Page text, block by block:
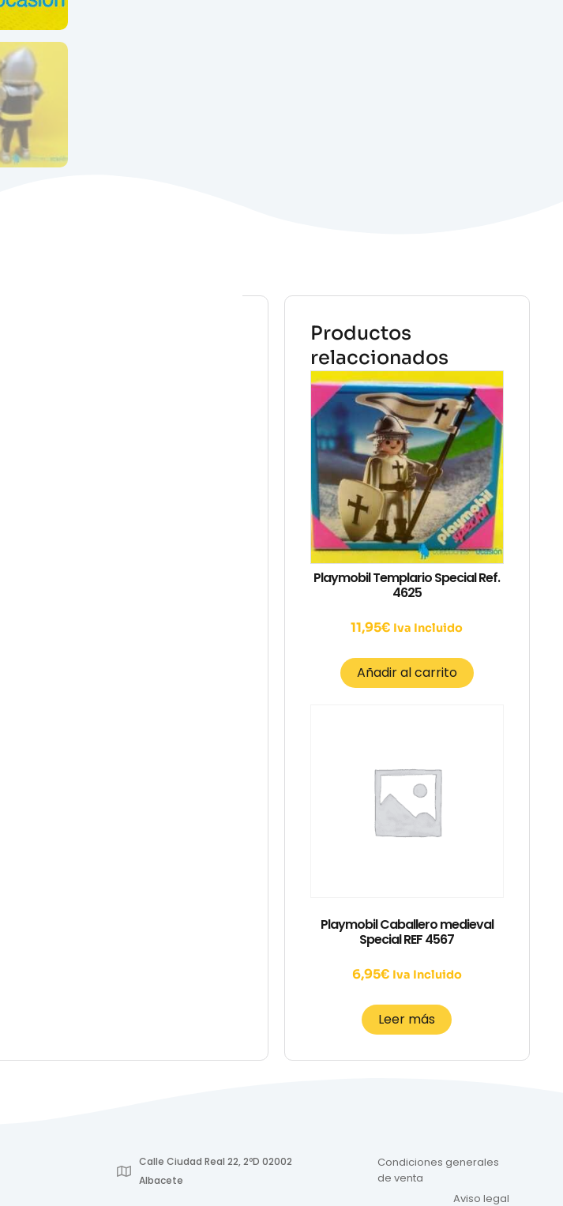
Productos
relaccionados
Playmobil Templario Special Ref.
4625
11,95€ Iva Incluido
Añadir al carrito
Playmobil Caballero medieval
Special REF 4567
6,95€ Iva Incluido
Leer más
Calle Ciudad Real 22, 2ºD 02002
Albacete
Condiciones generales
de venta
Aviso legal